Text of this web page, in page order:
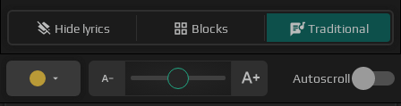
Hide lyrics Blocks Traditional
Autoscroll